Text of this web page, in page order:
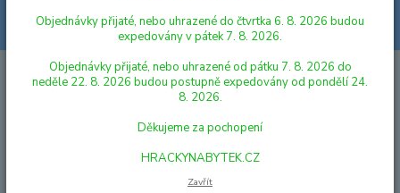
Hledat
AUTA, LODĚ, LETADLA SIKU SIKU česká verze - policie VAN
SIKU česká verze - policie VAN
Objednávky přijaté, nebo uhrazené do čtvrtka 6. 8. 2026 budou
expedovány v pátek 7. 8. 2026.
Objednávky přijaté, nebo uhrazené od pátku 7. 8. 2026 do
neděle 22. 8. 2026 budou postupně expedovány od pondělí 24.
8. 2026.
Děkujeme za pochopení
HRACKYNABYTEK.CZ
Zavřít